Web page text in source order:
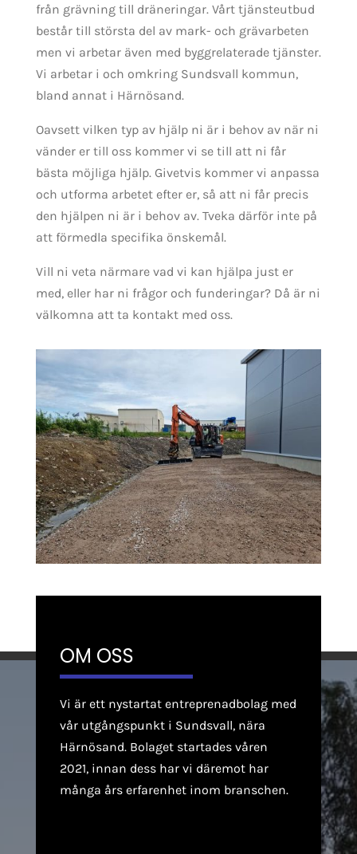
från grävning till dräneringar. Vårt tjänsteutbud
består till största del av mark- och grävarbeten
men vi arbetar även med byggrelaterade tjänster.
Vi arbetar i och omkring Sundsvall kommun,
bland annat i Härnösand.
Oavsett vilken typ av hjälp ni är i behov av när ni
vänder er till oss kommer vi se till att ni får
bästa möjliga hjälp. Givetvis kommer vi anpassa
och utforma arbetet efter er, så att ni får precis
den hjälpen ni är i behov av. Tveka därför inte på
att förmedla specifika önskemål.
Vill ni veta närmare vad vi kan hjälpa just er
med, eller har ni frågor och funderingar? Då är ni
välkomna att ta kontakt med oss.
OM OSS
Vi är ett nystartat entreprenadbolag med
vår utgångspunkt i Sundsvall, nära
Härnösand. Bolaget startades våren
2021, innan dess har vi däremot har
många års erfarenhet inom branschen.